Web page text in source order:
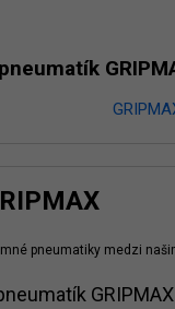
pneumatiky medzi
GRIPMAX